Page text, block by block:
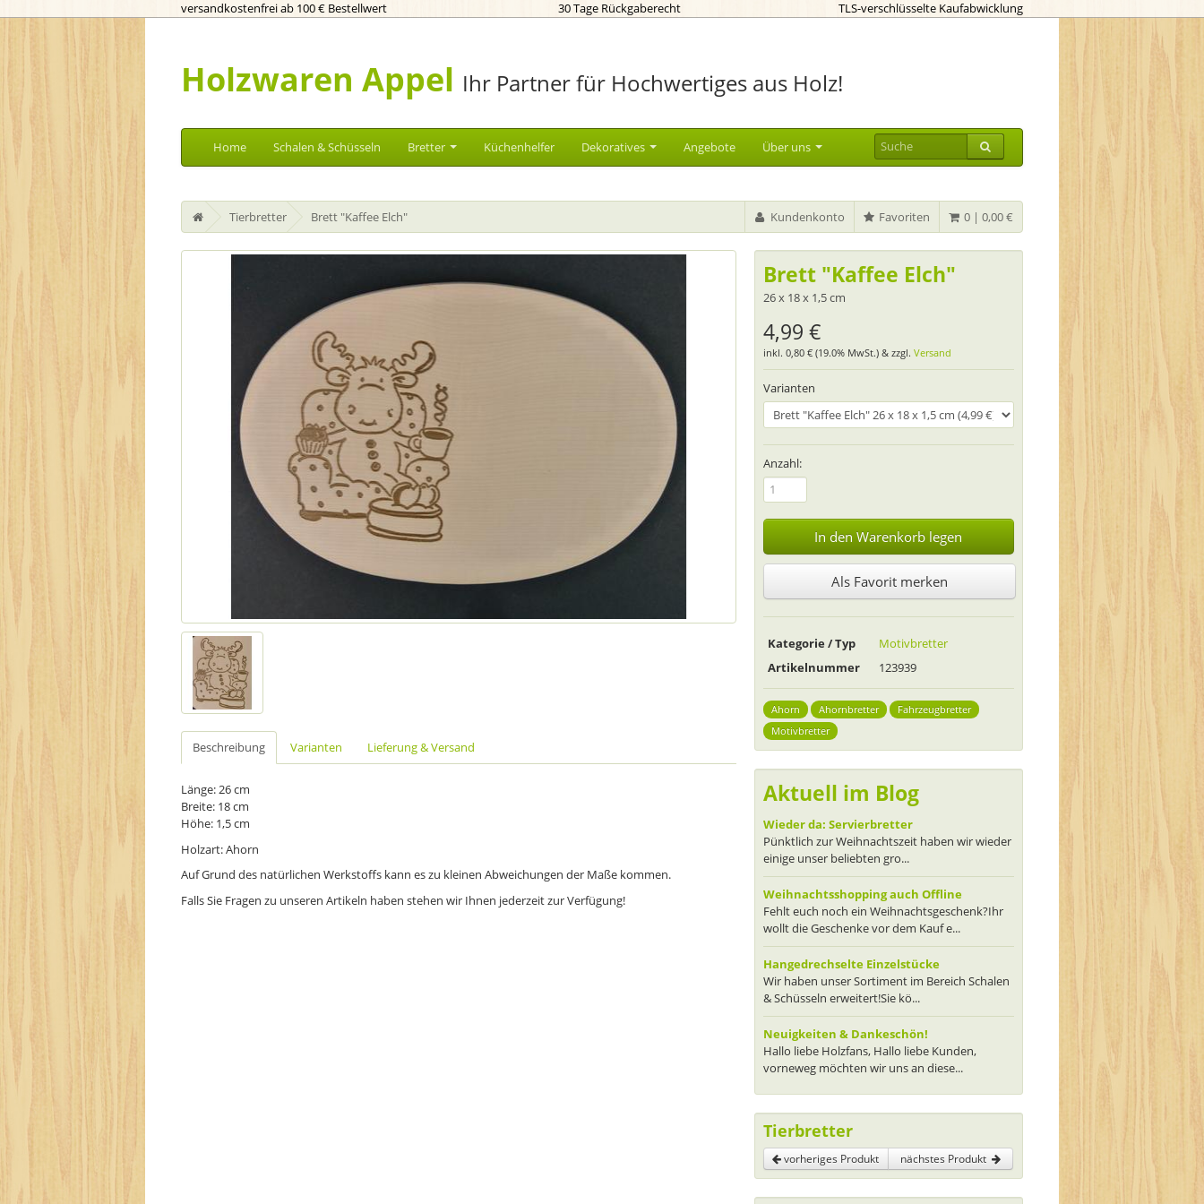
versandkostenfrei ab 100 € Bestellwert 30 Tage Rückgaberecht TLS-verschlüsselte Kaufabwicklung
Holzwaren Appel Ihr Partner für Hochwertiges aus Holz!
Home Schalen & Schüsseln Bretter Küchenhelfer Dekoratives Angebote Über uns
Tierbretter Brett "Kaffee Elch" 0 | 0,00 €
Favoriten
Kundenkonto
Beschreibung Varianten Lieferung & Versand
Länge: 26 cm
Breite: 18 cm
Höhe: 1,5 cm
Holzart: Ahorn
Auf Grund des natürlichen Werkstoffs kann es zu kleinen Abweichungen der Maße kommen.
Falls Sie Fragen zu unseren Artikeln haben stehen wir Ihnen jederzeit zur Verfügung!
Brett "Kaffee Elch"
26 x 18 x 1,5 cm
4,99 €
inkl. 0,80 € (19.0% MwSt.) & zzgl. Versand
Varianten
Anzahl:
In den Warenkorb legen
Als Favorit merken
Kategorie / Typ
Motivbretter
Artikelnummer
123939
Ahorn Ahornbretter
Fahrzeugbretter
Motivbretter
Aktuell im Blog
Wieder da: Servierbretter
Pünktlich zur Weihnachtszeit haben wir wieder
einige unser beliebten gro...
Weihnachtsshopping auch Offline
Fehlt euch noch ein Weihnachtsgeschenk?Ihr
wollt die Geschenke vor dem Kauf e...
Hangedrechselte Einzelstücke
Wir haben unser Sortiment im Bereich Schalen
& Schüsseln erweitert!Sie kö...
Neuigkeiten & Dankeschön!
Hallo liebe Holzfans, Hallo liebe Kunden,
vorneweg möchten wir uns an diese...
Tierbretter
vorheriges Produkt nächstes Produkt